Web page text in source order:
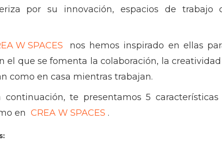
por su innovación, espacios de trabajo
W SPACES
nos hemos inspirado en ellas
el que se fomenta la colaboración, la
como en casa mientras trabajan.
te presentamos 5
en CREA W SPACES .